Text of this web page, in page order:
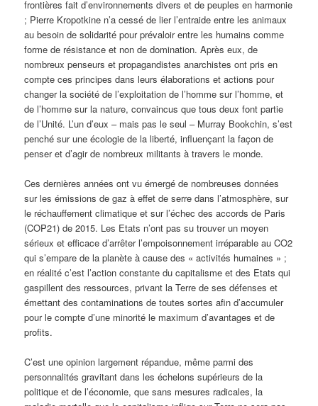
frontières fait d’environnements divers et de peuples en harmonie
; Pierre Kropotkine n’a cessé de lier l’entraide entre les animaux
au besoin de solidarité pour prévaloir entre les humains comme
forme de résistance et non de domination. Après eux, de
nombreux penseurs et propagandistes anarchistes ont pris en
compte ces principes dans leurs élaborations et actions pour
changer la société de l’exploitation de l’homme sur l’homme, et
de l’homme sur la nature, convaincus que tous deux font partie
de l’Unité. L’un d’eux – mais pas le seul – Murray Bookchin, s’est
penché sur une écologie de la liberté, influençant la façon de
penser et d’agir de nombreux militants à travers le monde.
Ces dernières années ont vu émergé de nombreuses données
sur les émissions de gaz à effet de serre dans l’atmosphère, sur
le réchauffement climatique et sur l’échec des accords de Paris
(COP21) de 2015. Les Etats n’ont pas su trouver un moyen
sérieux et efficace d’arrêter l’empoisonnement irréparable au CO2
qui s’empare de la planète à cause des « activités humaines » ;
en réalité c’est l’action constante du capitalisme et des Etats qui
gaspillent des ressources, privant la Terre de ses défenses et
émettant des contaminations de toutes sortes afin d’accumuler
pour le compte d’une minorité le maximum d’avantages et de
profits.
C’est une opinion largement répandue, même parmi des
personnalités gravitant dans les échelons supérieurs de la
politique et de l’économie, que sans mesures radicales, la